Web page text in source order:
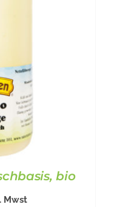
bio
Mwst